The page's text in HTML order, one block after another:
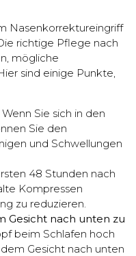
Nasenkorrektureingriff
richtige Pflege nach
mögliche
sind einige Punkte,
Wenn Sie sich in den
Sie den
und Schwellungen
48 Stunden nach
Kompressen
zu reduzieren.
Gesicht nach unten zu
beim Schlafen hoch
Gesicht nach unten